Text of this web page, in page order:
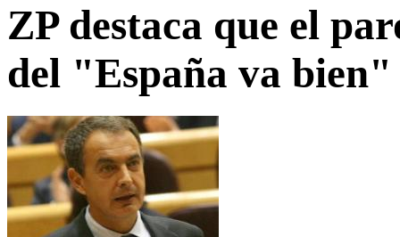
ZP destaca que el
del "España va bien"